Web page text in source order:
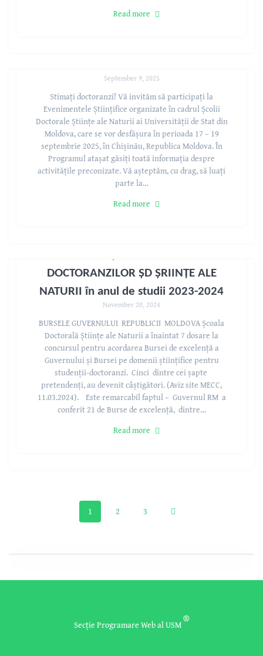
Read more
September 9, 2025
Stimați doctoranzi! Vă invităm să participați la
Evenimentele Științifice organizate în cadrul Școlii
Doctorale Științe ale Naturii ai Universității de Stat din
Moldova, care se vor desfășura în perioada 17 – 19
septembrie 2025, în Chișinău, Republica Moldova. În
Programul atașat găsiți toată informația despre
activitățile preconizate. Vă așteptăm, cu drag, să luați
parte la…
Read more
DOCTORANZILOR ȘD ȘRIINȚE ALE
NATURII în anul de studii 2023-2024
November 20, 2024
BURSELE GUVERNULUI REPUBLICII MOLDOVA Școala
Doctorală Științe ale Naturii a înaintat 7 dosare la
concursul pentru acordarea Bursei de excelență a
Guvernului și Bursei pe domenii științifice pentru
studenții-doctoranzi. Cinci dintre cei șapte
pretendenți, au devenit câștigători. (Aviz site MECC,
11.03.2024). Este remarcabil faptul – Guvernul RM a
conferit 21 de Burse de excelență, dintre…
Read more
1 2 3
Secție Programare Web al USM®